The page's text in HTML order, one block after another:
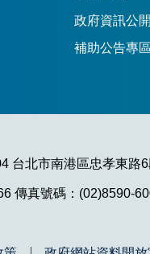
政府資訊公開
補助公告專區
台北市南港區忠孝東路
傳真號碼：(02)8590-